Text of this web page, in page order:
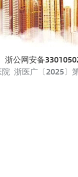
浙公网安备
浙医广〔2025〕